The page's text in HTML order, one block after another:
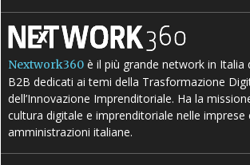
Nextwork360 è il più grande network in Italia
B2B dedicati ai temi della Trasformazione
dell’Innovazione Imprenditoriale. Ha la
cultura digitale e imprenditoriale nelle imprese
amministrazioni italiane.